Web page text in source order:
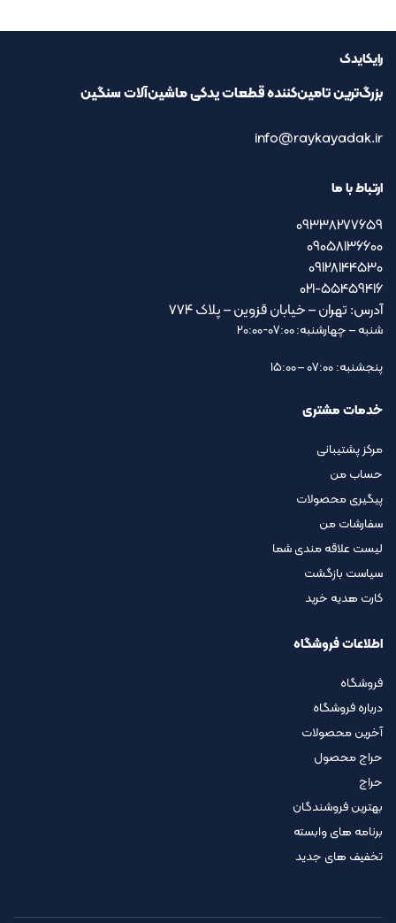
رایکایدک
بزرگ‌ترین تامین‌کننده قطعات یدکی ماشین‌آلات سنگین
info@raykayadak.ir
ارتباط با ما
09338277659
09058136600
09128144530
021-55459416
آدرس: تهران – خیابان قزوین – پلاک ۷۷۴
شنبه – چهارشنبه: 07:00-20:00
پنجشنبه: 07:00 – 15:00
خدمات مشتری
مرکز پشتیبانی
حساب من
پیگیری محصولات
سفارشات من
لیست علاقه مندی شما
سیاست بازگشت
کارت هدیه خرید
اطلاعات فروشگاه
فروشگاه
درباره فروشگاه
آخرین محصولات
حراج محصول
حراج
بهترین فروشندگان
برنامه های وابسته
تخفیف های جدید